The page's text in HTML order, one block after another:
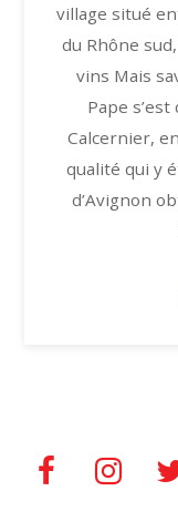
village situé
du Rhône
vins Mais
Pape
Calcernier,
qualité qui y
d’Avignon